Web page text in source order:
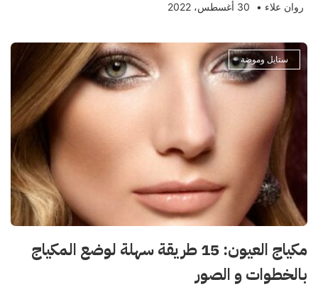
روان علاء • 30 أغسطس، 2022
ستايل وموضة
مكياج العيون: 15 طريقة سهلة لوضع المكياج
بالخطوات و الصور